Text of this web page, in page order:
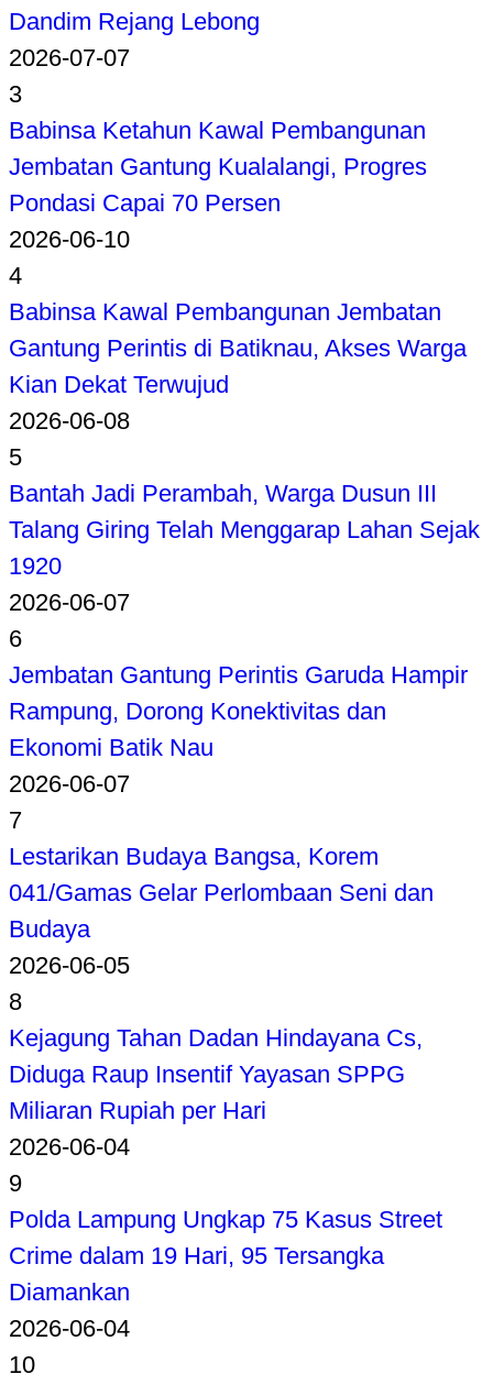
Dandim Rejang Lebong
2026-07-07
3
Babinsa Ketahun Kawal Pembangunan
Jembatan Gantung Kualalangi, Progres
Pondasi Capai 70 Persen
2026-06-10
4
Babinsa Kawal Pembangunan Jembatan
Gantung Perintis di Batiknau, Akses Warga
Kian Dekat Terwujud
2026-06-08
5
Bantah Jadi Perambah, Warga Dusun III
Talang Giring Telah Menggarap Lahan Sejak
1920
2026-06-07
6
Jembatan Gantung Perintis Garuda Hampir
Rampung, Dorong Konektivitas dan
Ekonomi Batik Nau
2026-06-07
7
Lestarikan Budaya Bangsa, Korem
041/Gamas Gelar Perlombaan Seni dan
Budaya
2026-06-05
8
Kejagung Tahan Dadan Hindayana Cs,
Diduga Raup Insentif Yayasan SPPG
Miliaran Rupiah per Hari
2026-06-04
9
Polda Lampung Ungkap 75 Kasus Street
Crime dalam 19 Hari, 95 Tersangka
Diamankan
2026-06-04
10